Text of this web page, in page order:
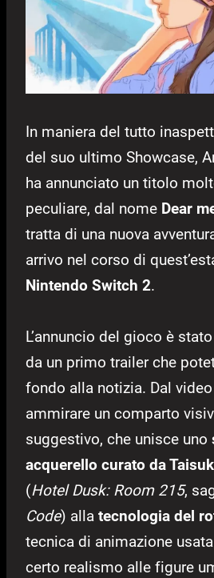
In maniera del tutto
del suo ultimo Showcase,
ha annunciato un titolo
peculiare, dal nome Dear
tratta di una nuova
arrivo nel corso di
Nintendo Switch 2.
L’annuncio del gioco è
da un primo trailer che
fondo alla notizia. Dal
ammirare un comparto
suggestivo, che unisce uno
acquerello curato da
(Hotel Dusk: Room 215,
Code) alla tecnologia del
tecnica di animazione
certo realismo alle figure